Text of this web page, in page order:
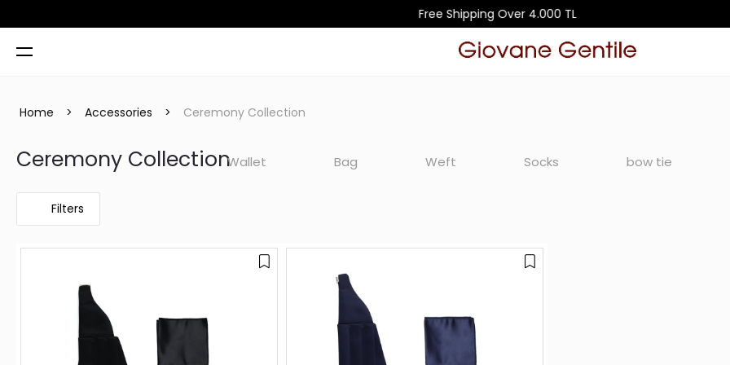
Free Shipping Over 4.000 TL
Home > Accessories > Ceremony Collection
Wallet Bag Weft Socks bow tie
Ceremony Collection
Filters